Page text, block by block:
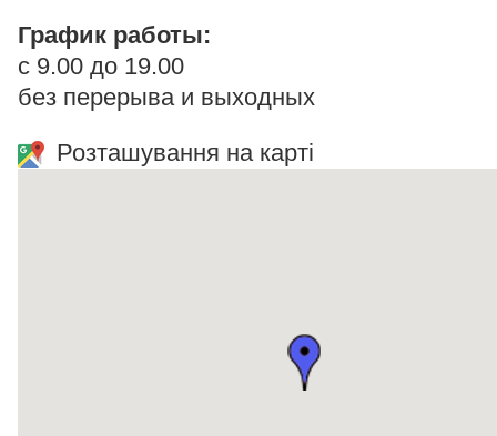
График работы:
с 9.00 до 19.00
без перерыва и выходных
Розташування на карті